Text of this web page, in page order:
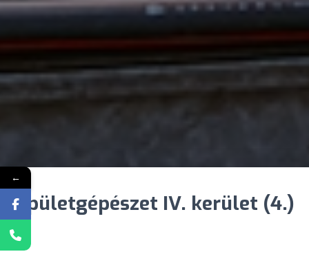
Épületgépészet IV. kerület (4.)
←